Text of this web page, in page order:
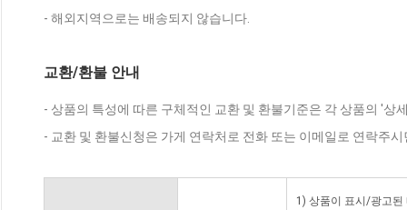
- 해외지역으로는 배송되지 않습니다.
교환/환불 안내
- 상품의 특성에 따른 구체적인 교환 및 환불기준은 각 상품의 '상
- 교환 및 환불신청은 가게 연락처로 전화 또는 이메일로 연락주
1) 상품이 표시/광고된